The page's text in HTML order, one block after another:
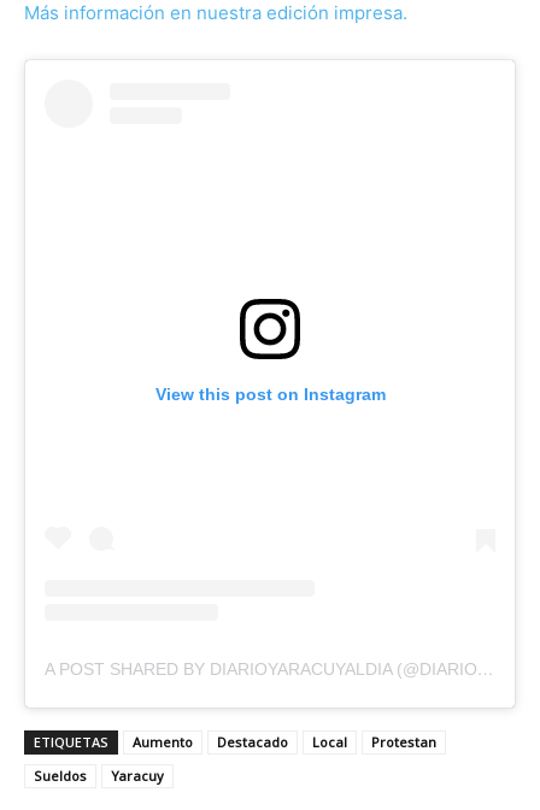
Más información en nuestra edición impresa.
View this post on Instagram
A POST SHARED BY DIARIOYARACUYALDIA (@DIARIOYARACUYALDIA)
ETIQUETAS Aumento Destacado Local
Protestan
Sueldos
Yaracuy